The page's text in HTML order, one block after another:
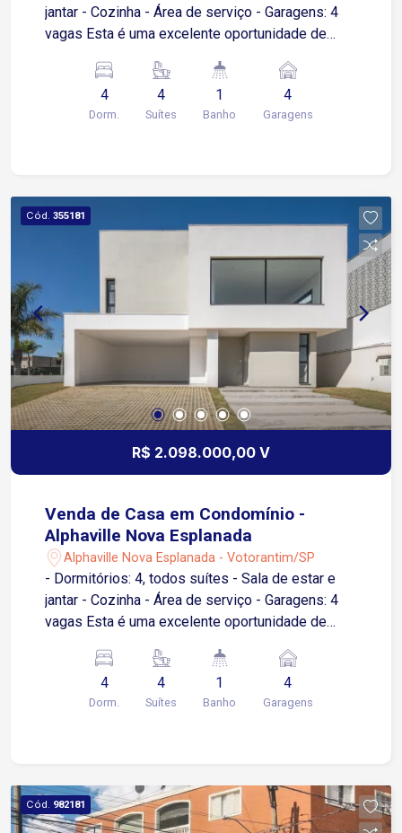
jantar - Cozinha - Área de serviço - Garagens: 4
vagas Esta é uma excelente oportunidade de
melhores condomínios da região. Para mais
informações e agendamento de visitas, entre em
contato.
4
Dorm.
4
Suítes
1
Banho
4
Garagens
Cód. 355181
R$ 2.098.000,00 V
Venda de Casa em Condomínio -
Alphaville Nova Esplanada
Alphaville Nova Esplanada - Votorantim/SP
- Dormitórios: 4, todos suítes - Sala de estar e
jantar - Cozinha - Área de serviço - Garagens: 4
vagas Esta é uma excelente oportunidade de
melhores condomínios da região. Para mais
informações e agendamento de visitas, entre em
contato.
4
Dorm.
4
Suítes
1
Banho
4
Garagens
Cód. 982181